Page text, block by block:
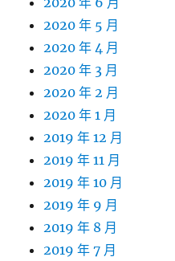
2020 年 5 月
2020 年 4 月
2020 年 3 月
2020 年 2 月
2020 年 1 月
2019 年 12 月
2019 年 11 月
2019 年 10 月
2019 年 9 月
2019 年 8 月
2019 年 7 月